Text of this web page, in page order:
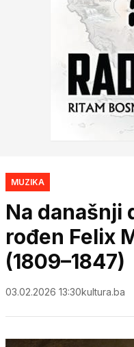
MUZIKA
Na današnji
rođen Felix
(1809–1847)
03.02.2026 13:30kultura.ba